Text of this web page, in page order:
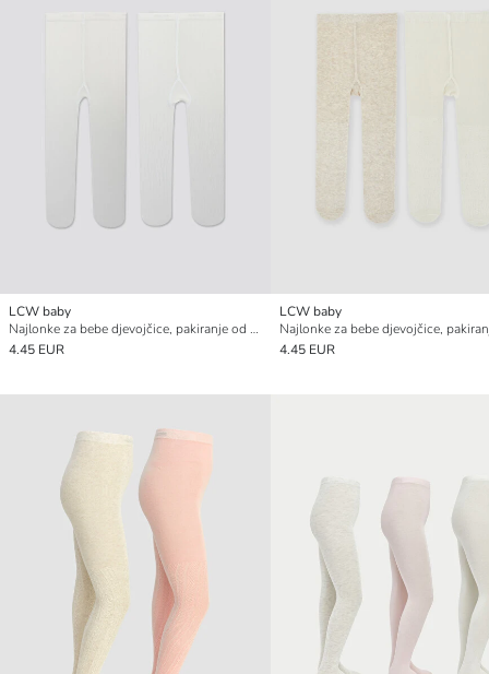
LCW baby
Najlonke za bebe djevojčice, pakiranje od 2 komada
4.45 EUR
LCW baby
4.45 EUR